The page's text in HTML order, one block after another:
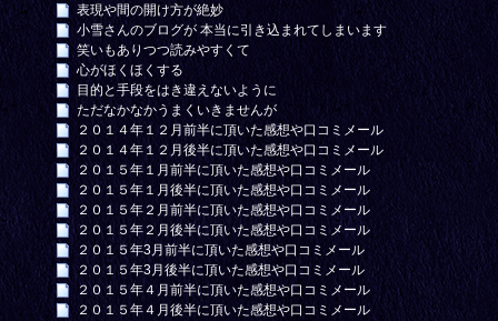
表現や間の開け方が絶妙
小雪さんのブログが 本当に引き込まれてしまいます
笑いもありつつ読みやすくて
心がほくほくする
目的と手段をはき違えないように
ただなかなかうまくいきませんが
２０１４年１２月前半に頂いた感想や口コミメール
２０１４年１２月後半に頂いた感想や口コミメール
２０１５年１月前半に頂いた感想や口コミメール
２０１５年１月後半に頂いた感想や口コミメール
２０１５年２月前半に頂いた感想や口コミメール
２０１５年２月後半に頂いた感想や口コミメール
２０１５年3月前半に頂いた感想や口コミメール
２０１５年3月後半に頂いた感想や口コミメール
２０１５年４月前半に頂いた感想や口コミメール
２０１５年４月後半に頂いた感想や口コミメール